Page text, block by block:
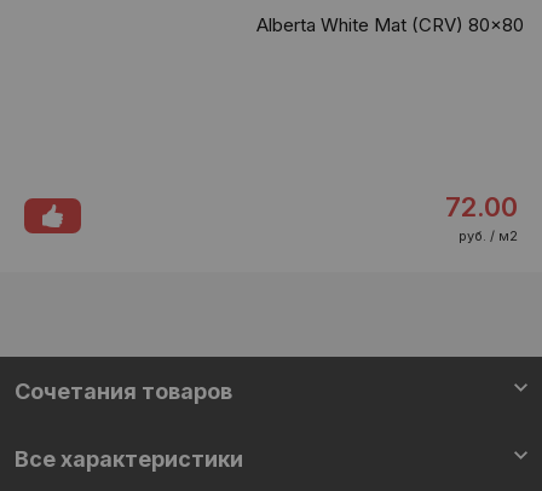
Alberta White Mat (CRV) 80x80
72.00
руб. / м2
Cочетания товаров
Все характеристики